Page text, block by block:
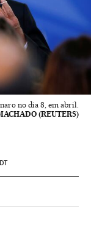
no dia 8, em abril.
(REUTERS)